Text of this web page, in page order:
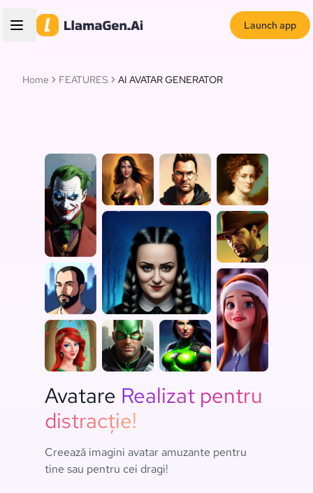
Launch app
Home FEATURES AI AVATAR GENERATOR
Avatare Realizat pentru
distracție!
Creează imagini avatar amuzante pentru
tine sau pentru cei dragi!